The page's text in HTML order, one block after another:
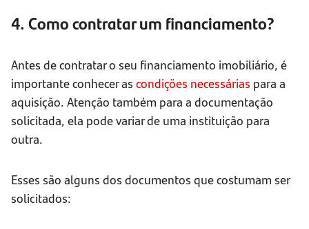
4. Como contratar um financiamento?
Antes de contratar o seu financiamento imobiliário, é
importante conhecer as condições necessárias para a
aquisição. Atenção também para a documentação
solicitada, ela pode variar de uma instituição para
outra.
Esses são alguns dos documentos que costumam ser
solicitados: